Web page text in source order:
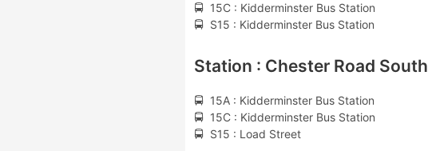
🚍 15C : Kidderminster Bus Station
🚍 S15 : Kidderminster Bus Station
Station : Chester Road South
🚍 15A : Kidderminster Bus Station
🚍 15C : Kidderminster Bus Station
🚍 S15 : Load Street